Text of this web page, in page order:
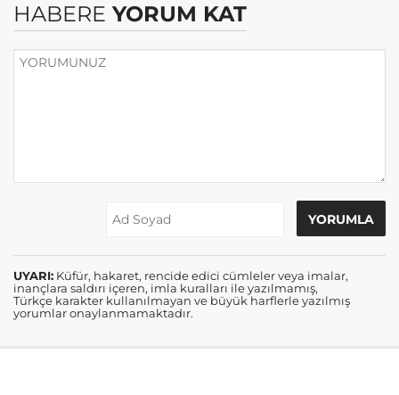
HABERE YORUM KAT
UYARI: Küfür, hakaret, rencide edici cümleler veya imalar,
inançlara saldırı içeren, imla kuralları ile yazılmamış,
Türkçe karakter kullanılmayan ve büyük harflerle yazılmış
yorumlar onaylanmamaktadır.